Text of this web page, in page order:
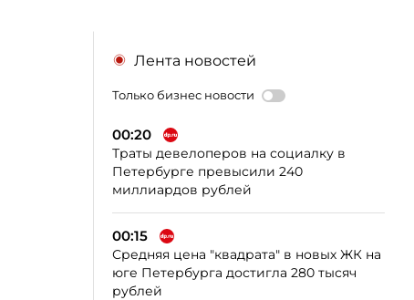
Лента новостей
Только бизнес новости
00:20
Траты девелоперов на социалку в
Петербурге превысили 240
миллиардов рублей
00:15
Средняя цена "квадрата" в новых ЖК на
юге Петербурга достигла 280 тысяч
рублей